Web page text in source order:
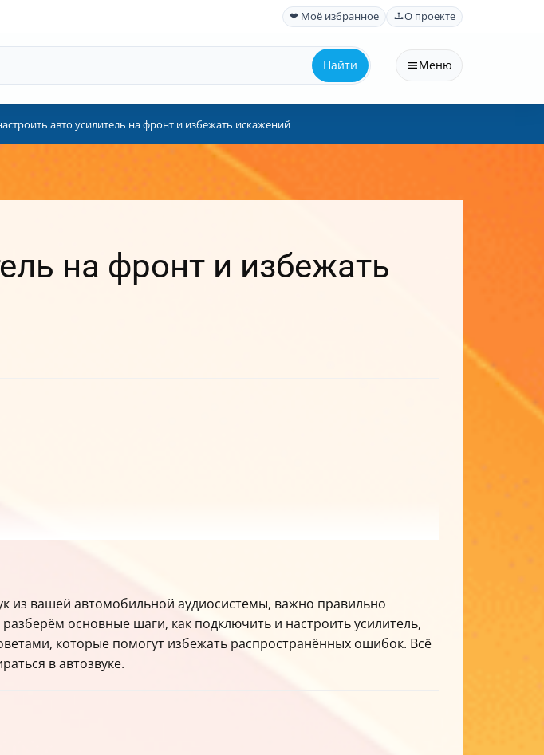
❤ Моё избранное О проекте
Найти Меню
авто усилитель на фронт и избежать искажений
на фронт и избежать
из вашей автомобильной аудиосистемы, важно правильно
основные шаги, как подключить и настроить усилитель,
которые помогут избежать распространённых ошибок. Всё
в автозвуке.